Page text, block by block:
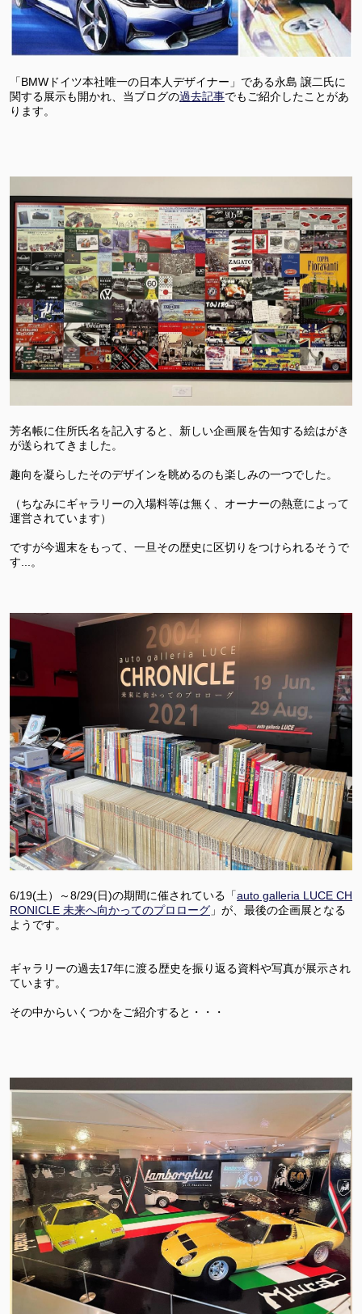
「BMWドイツ本社唯一の日本人デザイナー」である永島 譲二氏に
関する展示も開かれ、当ブログの過去記事でもご紹介したことがあ
ります。
芳名帳に住所氏名を記入すると、新しい企画展を告知する絵はがき
が送られてきました。
趣向を凝らしたそのデザインを眺めるのも楽しみの一つでした。
（ちなみにギャラリーの入場料等は無く、オーナーの熱意によって
運営されています）
ですが今週末をもって、一旦その歴史に区切りをつけられるそうで
す...。
6/19(土）～8/29(日)の期間に催されている「auto galleria LUCE CH
RONICLE 未来へ向かってのプロローグ 」が、最後の企画展となる
ようです。
ギャラリーの過去17年に渡る歴史を振り返る資料や写真が展示され
ています。
その中からいくつかをご紹介すると・・・